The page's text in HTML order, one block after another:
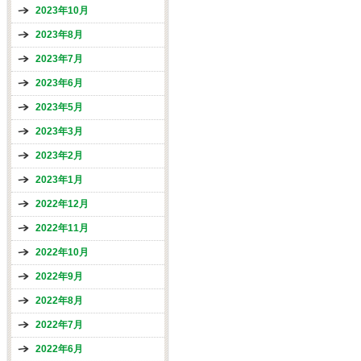
2023年10月
2023年8月
2023年7月
2023年6月
2023年5月
2023年3月
2023年2月
2023年1月
2022年12月
2022年11月
2022年10月
2022年9月
2022年8月
2022年7月
2022年6月